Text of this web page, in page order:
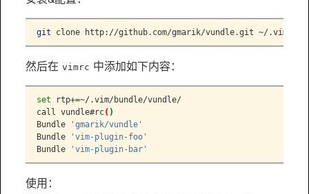
git clone http://github.com/gmarik/vundle.git ~/.vim/
然后在 vimrc 中添加如下内容：
set rtp+=~/.vim/bundle/vundle/
call vundle#rc( )
Bundle
'gmarik/vundle'
Bundle
'vim-plugin-foo'
Bundle
'vim-plugin-bar'
使用：